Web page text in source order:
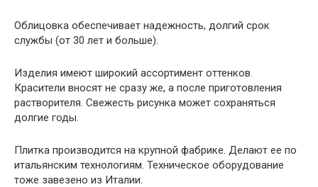
Облицовка обеспечивает надежность, долгий срок
службы (от 30 лет и больше).
Изделия имеют широкий ассортимент оттенков.
Красители вносят не сразу же, а после приготовления
растворителя. Свежесть рисунка может сохраняться
долгие годы.
Плитка производится на крупной фабрике. Делают ее по
итальянским технологиям. Техническое оборудование
тоже завезено из Италии.